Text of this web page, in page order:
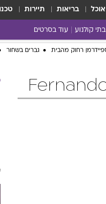
אוכל בריאות תיירות
בתי קולנוע עוד בסרטים
כל הסרטים
רחוק מהבית גברים בשחור